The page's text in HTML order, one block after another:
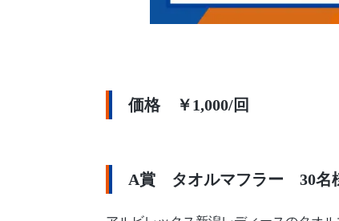
価格 ￥1,000/回
A賞 タオルマフラー 30名